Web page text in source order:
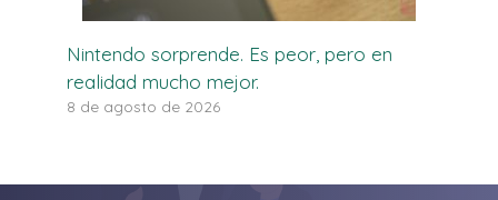
Nintendo sorprende. Es peor, pero en
realidad mucho mejor.
8 de agosto de 2026